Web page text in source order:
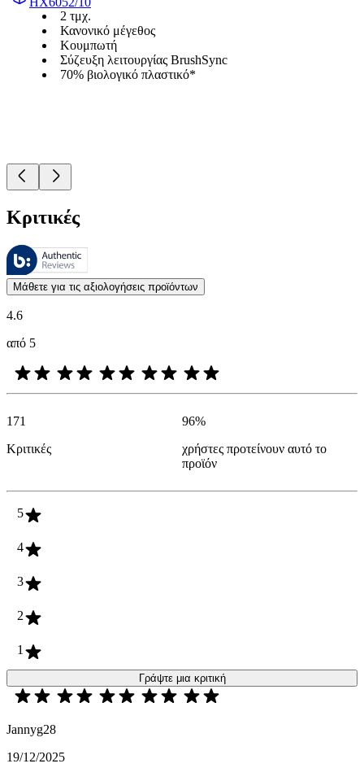
2 τμχ.
Κανονικό μέγεθος
Κουμπωτή
Σύζευξη λειτουργίας BrushSync
70% βιολογικό πλαστικό*
Κριτικές
Αυτές οι κριτικές υποβάλλονται σε διαχείριση από το
Οι απόψεις των πελατών με τη μορφή αξιολογήσεων προϊόντων και
Μάθετε για τις αξιολογήσεις προϊόντων
4.6
από 5
171
Κριτικές
96%
χρήστες προτείνουν αυτό το
προϊόν
5
4
3
2
1
Γράψτε μια κριτική
Jannyg28
19/12/2025